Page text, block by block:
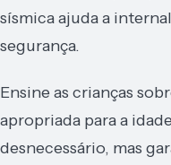
sísmica ajuda a
segurança.
Ensine as crianças
apropriada para a
desnecessário, mas